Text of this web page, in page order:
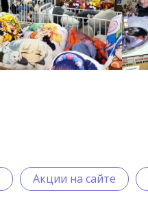
Акции на сайте